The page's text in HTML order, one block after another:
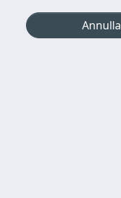
Annulla